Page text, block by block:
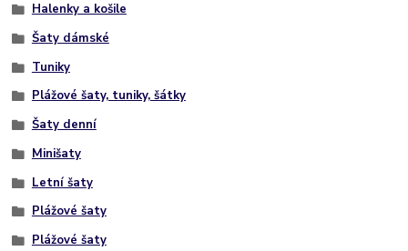
Halenky a košile
Šaty dámské
Tuniky
Plážové šaty, tuniky, šátky
Šaty denní
Minišaty
Letní šaty
Plážové šaty
Plážové šaty